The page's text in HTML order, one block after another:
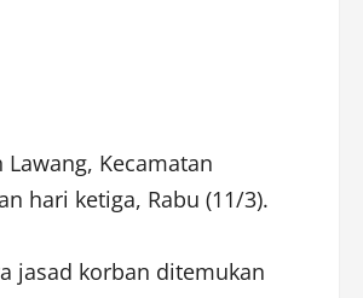
Kecamatan
hari ketiga, Rabu (11/3).
jasad korban ditemukan